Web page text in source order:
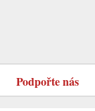
Podpořte nás